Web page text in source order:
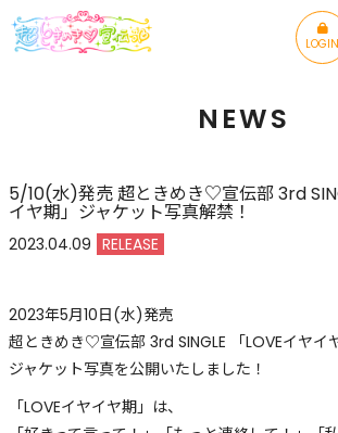
LOGIN
NEWS
5/10(水)発売 超ときめき♡宣伝部 3rd
イヤ期」ジャケット写真解禁！
2023.04.09 RELEASE
2023年5月10日(水)発売
超ときめき♡宣伝部 3rd SINGLE 「LOVEイヤイ
ジャケット写真を公開いたしました！
「LOVEイヤイヤ期」は、